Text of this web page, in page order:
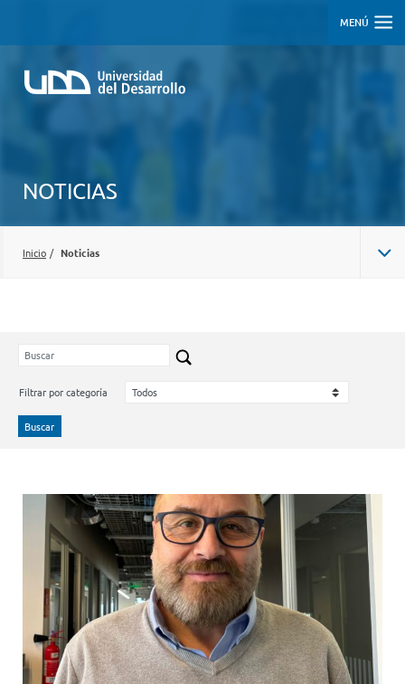
MENÚ
NOTICIAS
Inicio / Noticias
Filtrar por categoría
Buscar